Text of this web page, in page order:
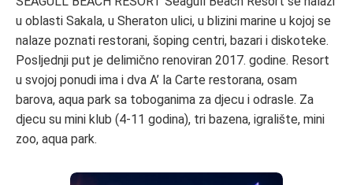
u oblasti Sakala, u Sheraton ulici, u blizini marine u kojoj se
nalaze poznati restorani, šoping centri, bazari i diskoteke.
Posljednji put je delimično renoviran 2017. godine. Resort
u svojoj ponudi ima i dva A’ la Carte restorana, osam
barova, aqua park sa toboganima za djecu i odrasle. Za
djecu su mini klub (4-11 godina), tri bazena, igralište, mini
zoo, aqua park.